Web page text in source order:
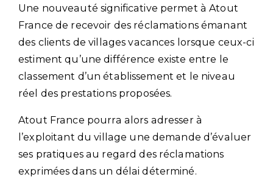
Une nouveauté significative permet à Atout
France de recevoir des réclamations émanant
des clients de villages vacances lorsque ceux-ci
estiment qu’une différence existe entre le
classement d’un établissement et le niveau
réel des prestations proposées.
Atout France pourra alors adresser à
l’exploitant du village une demande d’évaluer
ses pratiques au regard des réclamations
exprimées dans un délai déterminé.